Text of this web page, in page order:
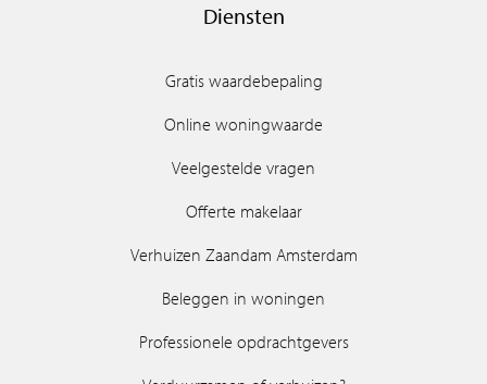
Diensten
Gratis waardebepaling
Online woningwaarde
Veelgestelde vragen
Offerte makelaar
Verhuizen Zaandam Amsterdam
Beleggen in woningen
Professionele opdrachtgevers